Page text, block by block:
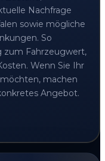
Nachfrage
sowie mögliche
So
zum Fahrzeugwert,
Wenn Sie Ihr
machen
Angebot.